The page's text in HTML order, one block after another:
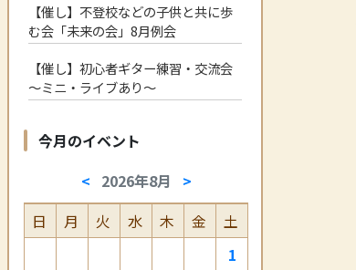
【催し】不登校などの子供と共に歩
む会「未来の会」8月例会
【催し】初心者ギター練習・交流会
～ミニ・ライブあり～
今月のイベント
< 2026年8月 >
日
月 火 水 木 金
土
1